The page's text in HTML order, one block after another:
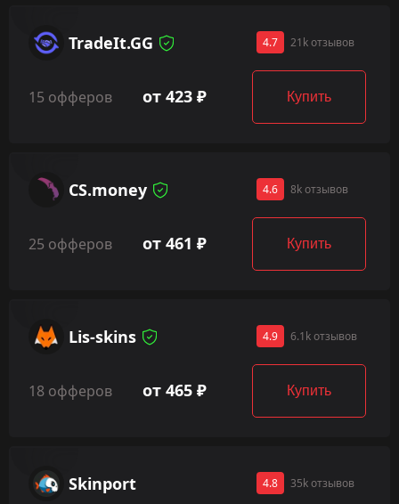
TradeIt.GG 4.7 21k отзывов
15 офферов от 423 ₽ Купить
CS.money 4.6 8k отзывов
25 офферов от 461 ₽ Купить
Lis-skins 4.9 6.1k отзывов
18 офферов от 465 ₽ Купить
Skinport 4.8 35k отзывов